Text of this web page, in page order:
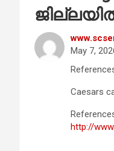
May 7,
Caesars
http://